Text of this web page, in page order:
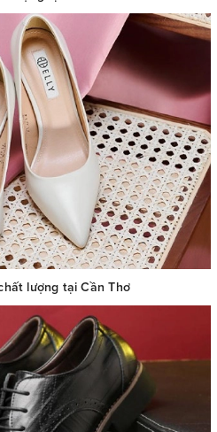
lượng tại Cần Thơ